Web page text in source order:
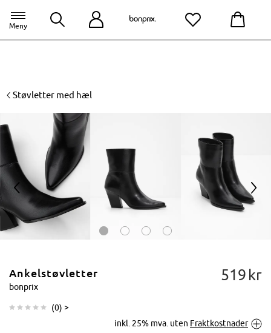
bonprix app
til appen
Meny
<Støvletter med hæl
Trykk for å
< >
Ankelstøvletter
bonprix
(0) >
519 kr
inkl. 25% mva. uten Fraktkostnader